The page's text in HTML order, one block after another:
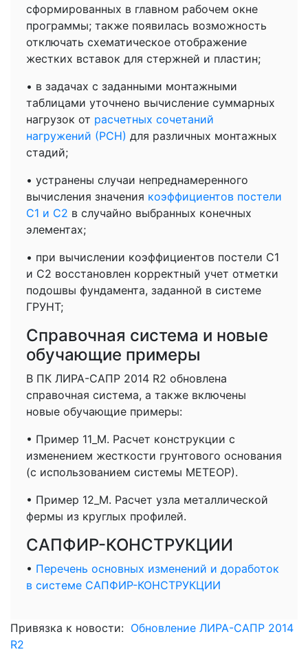
сформированных в главном рабочем окне
программы; также появилась возможность
отключать схематическое отображение
жестких вставок для стержней и пластин;
• в задачах с заданными монтажными
таблицами уточнено вычисление суммарных
нагрузок от расчетных сочетаний
нагружений (РСН) для различных монтажных
стадий;
• устранены случаи непреднамеренного
вычисления значения коэффициентов постели
С1 и С2 в случайно выбранных конечных
элементах;
• при вычислении коэффициентов постели С1
и С2 восстановлен корректный учет отметки
подошвы фундамента, заданной в системе
ГРУНТ;
Cправочная система и новые
обучающие примеры
В ПК ЛИРА-САПР 2014 R2 обновлена
справочная система, а также включены
новые обучающие примеры:
• Пример 11_М. Расчет конструкции с
изменением жесткости грунтового основания
(с использованием системы МЕТЕОР).
• Пример 12_М. Расчет узла металлической
фермы из круглых профилей.
САПФИР-КОНСТРУКЦИИ
• Перечень основных изменений и доработок
в системе САПФИР-КОНСТРУКЦИИ
Привязка к новости: Обновление ЛИРА-САПР 2014
R2